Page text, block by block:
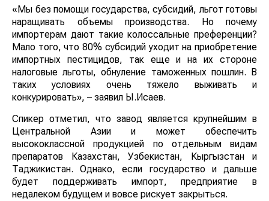
«Мы без помощи государства, субсидий, льгот готовы
наращивать объемы производства. Но почему
импортерам дают такие колоссальные преференции?
Мало того, что 80% субсидий уходит на приобретение
импортных пестицидов, так еще и на их стороне
налоговые льготы, обнуление таможенных пошлин. В
таких условиях очень тяжело выживать и
конкурировать», – заявил Ы.Исаев.
Спикер отметил, что завод является крупнейшим в
Центральной Азии и может обеспечить
высококлассной продукцией по отдельным видам
препаратов Казахстан, Узбекистан, Кыргызстан и
Таджикистан. Однако, если государство и дальше
будет поддерживать импорт, предприятие в
недалеком будущем и вовсе рискует закрыться.